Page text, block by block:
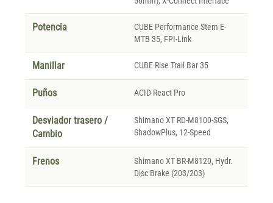
Potencia
CUBE Performance Stem E-
MTB 35, FPI-Link
Manillar CUBE Rise Trail Bar 35
Puños ACID React Pro
Desviador trasero /
Cambio
Shimano XT RD-M8100-SGS,
ShadowPlus, 12-Speed
Frenos
Shimano XT BR-M8120, Hydr.
Disc Brake (203/203)